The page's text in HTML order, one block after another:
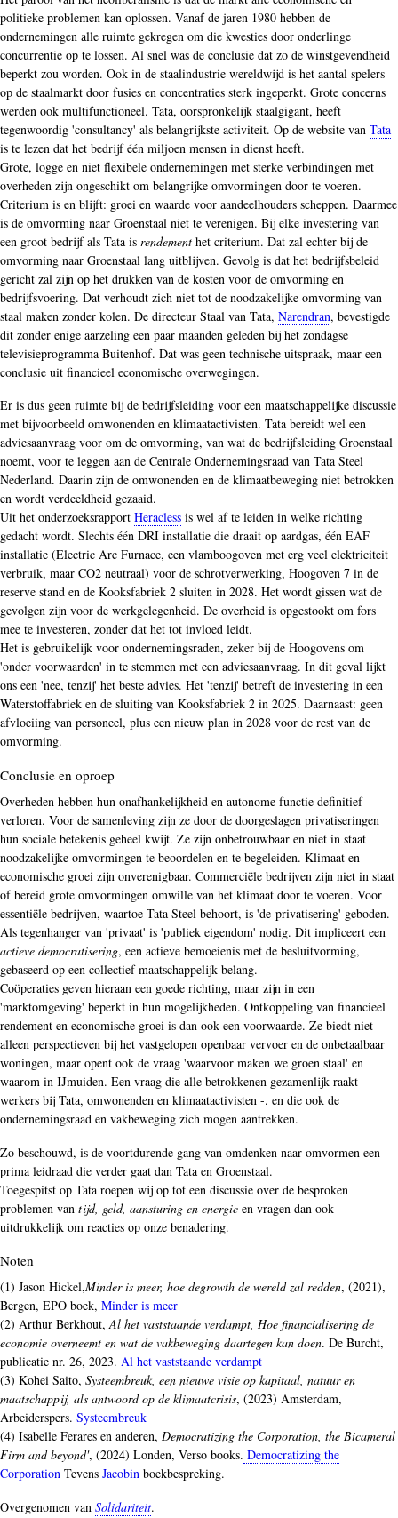
politieke problemen kan oplossen. Vanaf de jaren 1980 hebben de
ondernemingen alle ruimte gekregen om die kwesties door onderlinge
concurrentie op te lossen. Al snel was de conclusie dat zo de winstgevendheid
beperkt zou worden. Ook in de staalindustrie wereldwijd is het aantal spelers
op de staalmarkt door fusies en concentraties sterk ingeperkt. Grote concerns
werden ook multifunctioneel. Tata, oorspronkelijk staalgigant, heeft
tegenwoordig 'consultancy' als belangrijkste activiteit. Op de website van Tata
is te lezen dat het bedrijf één miljoen mensen in dienst heeft.
Grote, logge en niet flexibele ondernemingen met sterke verbindingen met
overheden zijn ongeschikt om belangrijke omvormingen door te voeren.
Criterium is en blijft: groei en waarde voor aandeelhouders scheppen. Daarmee
is de omvorming naar Groenstaal niet te verenigen. Bij elke investering van
een groot bedrijf als Tata is rendement het criterium. Dat zal echter bij de
omvorming naar Groenstaal lang uitblijven. Gevolg is dat het bedrijfsbeleid
gericht zal zijn op het drukken van de kosten voor de omvorming en
bedrijfsvoering. Dat verhoudt zich niet tot de noodzakelijke omvorming van
staal maken zonder kolen. De directeur Staal van Tata, Narendran, bevestigde
dit zonder enige aarzeling een paar maanden geleden bij het zondagse
televisieprogramma Buitenhof. Dat was geen technische uitspraak, maar een
conclusie uit financieel economische overwegingen.
Er is dus geen ruimte bij de bedrijfsleiding voor een maatschappelijke discussie
met bijvoorbeeld omwonenden en klimaatactivisten. Tata bereidt wel een
adviesaanvraag voor om de omvorming, van wat de bedrijfsleiding Groenstaal
noemt, voor te leggen aan de Centrale Ondernemingsraad van Tata Steel
Nederland. Daarin zijn de omwonenden en de klimaatbeweging niet betrokken
en wordt verdeeldheid gezaaid.
Uit het onderzoeksrapport Heracless is wel af te leiden in welke richting
gedacht wordt. Slechts één DRI installatie die draait op aardgas, één EAF
installatie (Electric Arc Furnace, een vlamboogoven met erg veel elektriciteit
verbruik, maar CO2 neutraal) voor de schrotverwerking, Hoogoven 7 in de
reserve stand en de Kooksfabriek 2 sluiten in 2028. Het wordt gissen wat de
gevolgen zijn voor de werkgelegenheid. De overheid is opgestookt om fors
mee te investeren, zonder dat het tot invloed leidt.
Het is gebruikelijk voor ondernemingsraden, zeker bij de Hoogovens om
'onder voorwaarden' in te stemmen met een adviesaanvraag. In dit geval lijkt
ons een 'nee, tenzij' het beste advies. Het 'tenzij' betreft de investering in een
Waterstoffabriek en de sluiting van Kooksfabriek 2 in 2025. Daarnaast: geen
afvloeiing van personeel, plus een nieuw plan in 2028 voor de rest van de
omvorming.
Conclusie en oproep
Overheden hebben hun onafhankelijkheid en autonome functie definitief
verloren. Voor de samenleving zijn ze door de doorgeslagen privatiseringen
hun sociale betekenis geheel kwijt. Ze zijn onbetrouwbaar en niet in staat
noodzakelijke omvormingen te beoordelen en te begeleiden. Klimaat en
economische groei zijn onverenigbaar. Commerciële bedrijven zijn niet in staat
of bereid grote omvormingen omwille van het klimaat door te voeren. Voor
essentiële bedrijven, waartoe Tata Steel behoort, is 'de-privatisering' geboden.
Als tegenhanger van 'privaat' is 'publiek eigendom' nodig. Dit impliceert een
actieve democratisering, een actieve bemoeienis met de besluitvorming,
gebaseerd op een collectief maatschappelijk belang.
Coöperaties geven hieraan een goede richting, maar zijn in een
'marktomgeving' beperkt in hun mogelijkheden. Ontkoppeling van financieel
rendement en economische groei is dan ook een voorwaarde. Ze biedt niet
alleen perspectieven bij het vastgelopen openbaar vervoer en de onbetaalbaar
woningen, maar opent ook de vraag 'waarvoor maken we groen staal' en
waarom in IJmuiden. Een vraag die alle betrokkenen gezamenlijk raakt -
werkers bij Tata, omwonenden en klimaatactivisten -. en die ook de
ondernemingsraad en vakbeweging zich mogen aantrekken.
Zo beschouwd, is de voortdurende gang van omdenken naar omvormen een
prima leidraad die verder gaat dan Tata en Groenstaal.
Toegespitst op Tata roepen wij op tot een discussie over de besproken
problemen van tijd, geld, aansturing en energie en vragen dan ook
uitdrukkelijk om reacties op onze benadering.
Noten
(1) Jason Hickel,Minder is meer, hoe degrowth de wereld zal redden, (2021),
Bergen, EPO boek, Minder is meer
(2) Arthur Berkhout,Al het vaststaande verdampt, Hoe financialisering de
economie overneemt en wat de vakbeweging daartegen kan doen. De Burcht,
publicatie nr. 26, 2023. Al het vaststaande verdampt
(3) Kohei Saito, Systeembreuk, een nieuwe visie op kapitaal, natuur en
maatschappij, als antwoord op de klimaatcrisis, (2023) Amsterdam,
Arbeiderspers. Systeembreuk
(4) Isabelle Ferares en anderen, Democratizing the Corporation, the Bicameral
Firm and beyond', (2024) Londen, Verso books. Democratizing the
Corporation Tevens Jacobin boekbespreking.
Overgenomen van Solidariteit.